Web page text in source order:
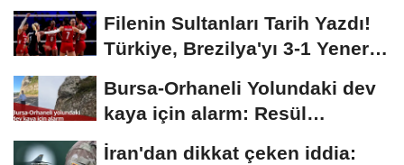
Filenin Sultanları Tarih Yazdı!
Türkiye, Brezilya'yı 3-1 Yenerek
Bursa-Orhaneli Yolundaki dev
kaya için alarm: Resül
Kaplan'dan yetkililere...
İran'dan dikkat çeken iddia: